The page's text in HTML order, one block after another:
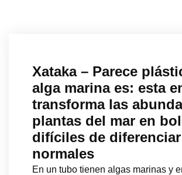
Xataka – Parece
alga marina es: esta
transforma las
plantas del mar en
difíciles de
normales
En un tubo tienen algas marinas y